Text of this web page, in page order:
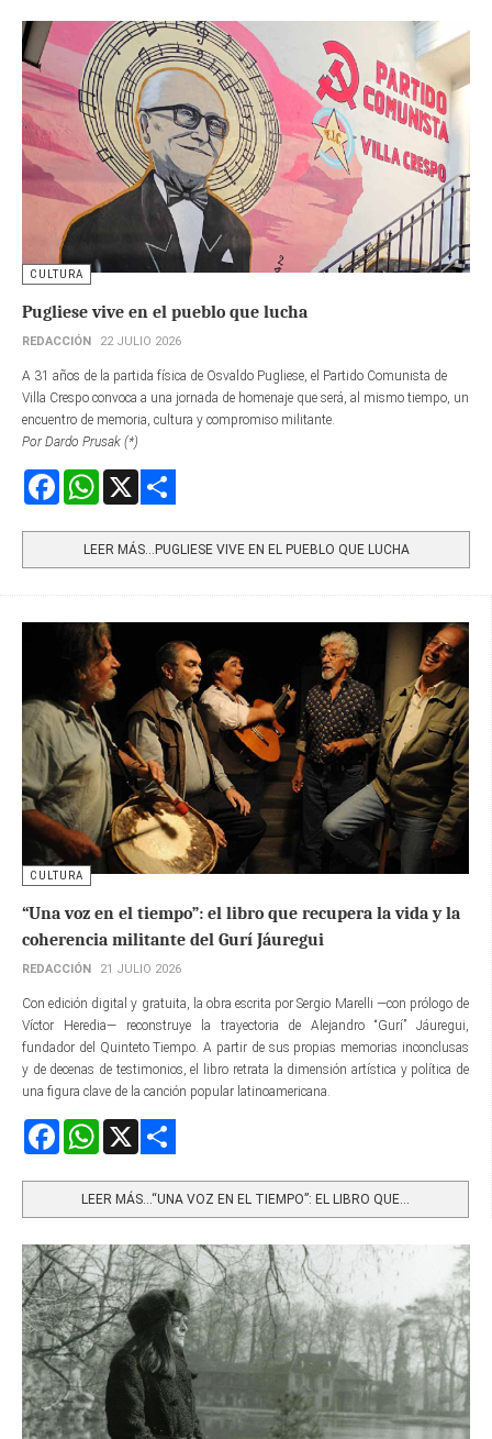
CULTURA
Pugliese vive en el pueblo que lucha
REDACCIÓN 22 JULIO 2026
A 31 años de la partida física de Osvaldo Pugliese, el Partido Comunista de
Villa Crespo convoca a una jornada de homenaje que será, al mismo tiempo, un
encuentro de memoria, cultura y compromiso militante.
Por Dardo Prusak (*)
FacebookWhatsApp
LEER MÁS…PUGLIESE VIVE EN EL PUEBLO QUE LUCHA
CULTURA
“Una voz en el tiempo”: el libro que recupera la vida y la
coherencia militante del Gurí Jáuregui
REDACCIÓN 21 JULIO 2026
Con edición digital y gratuita, la obra escrita por Sergio Marelli —con prólogo de
Víctor Heredia— reconstruye la trayectoria de Alejandro “Gurí” Jáuregui,
fundador del Quinteto Tiempo. A partir de sus propias memorias inconclusas
y de decenas de testimonios, el libro retrata la dimensión artística y política de
una figura clave de la canción popular latinoamericana.
FacebookWhatsApp
LEER MÁS…“UNA VOZ EN EL TIEMPO”: EL LIBRO QUE...